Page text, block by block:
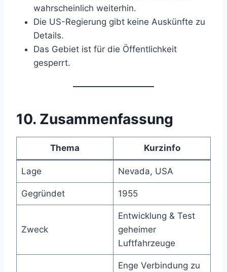
wahrscheinlich weiterhin.
Die US-Regierung gibt keine Auskünfte zu
Details.
Das Gebiet ist für die Öffentlichkeit
gesperrt.
10. Zusammenfassung
Thema Kurzinfo
Lage Nevada, USA
Gegründet 1955
Zweck
Entwicklung & Test
geheimer
Luftfahrzeuge
Enge Verbindung zu